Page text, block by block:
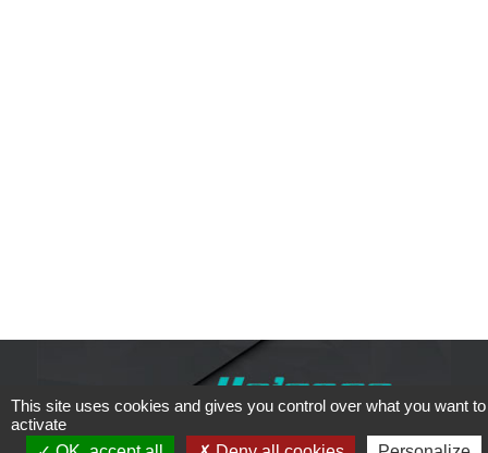
This site uses cookies and gives you control over what you want to
activate